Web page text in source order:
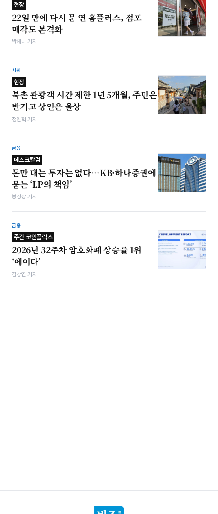
현장
22일 만에 다시 문 연 홈플러스, 점포
매각도 본격화
박해나 기자
사회
현장
북촌 관광객 시간 제한 1년 5개월, 주민은
반기고 상인은 울상
정원혁 기자
금융
데스크칼럼
돈만 대는 투자는 없다…KB·하나증권에
묻는 ‘LP의 책임’
봉성창 기자
금융
주간 코인플릭스
2026년 32주차 암호화폐 상승률 1위
‘에이다’
김상연 기자